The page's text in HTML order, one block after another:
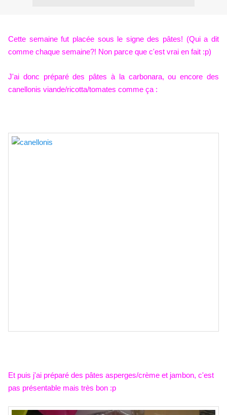
Cette semaine fut placée sous le signe des pâtes! (Qui a dit
comme chaque semaine?! Non parce que c'est vrai en fait :p)
J'ai donc préparé des pâtes à la carbonara, ou encore des
canellonis viande/ricotta/tomates comme ça :
Et puis j'ai préparé des pâtes asperges/crème et jambon, c'est
pas présentable mais très bon :p